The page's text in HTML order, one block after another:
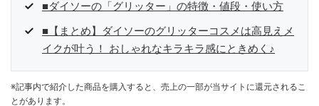
■ダイソーの「グリッター」の特徴・値段・使い方
■【まとめ】ダイソーのグリッターコスメは高見えメ
イクが叶う！ おしゃれなキラキラ感にときめく♪
※記事内で紹介した商品を購入すると、売上の一部が当サイトに還元されるこ
とがあります。